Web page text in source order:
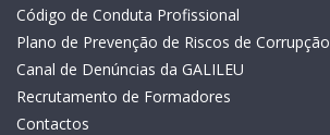
Código de Conduta Profissional
Plano de Prevenção de Riscos de Corrupção
Canal de Denúncias da GALILEU
Recrutamento de Formadores
Contactos